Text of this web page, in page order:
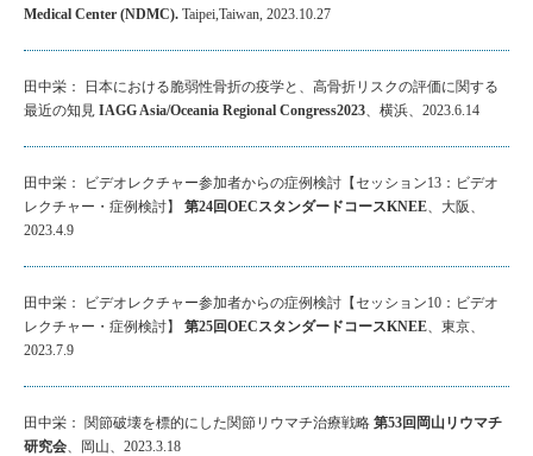
Medical Center (NDMC). Taipei,Taiwan, 2023.10.27
田中栄： 日本における脆弱性骨折の疫学と、高骨折リスクの評価に関する
最近の知見 IAGG Asia/Oceania Regional Congress2023、横浜、2023.6.14
田中栄： ビデオレクチャー参加者からの症例検討【セッション13：ビデオ
レクチャー・症例検討】 第24回OECスタンダードコースKNEE、大阪、
2023.4.9
田中栄： ビデオレクチャー参加者からの症例検討【セッション10：ビデオ
レクチャー・症例検討】 第25回OECスタンダードコースKNEE、東京、
2023.7.9
田中栄： 関節破壊を標的にした関節リウマチ治療戦略 第53回岡山リウマチ
研究会、岡山、2023.3.18